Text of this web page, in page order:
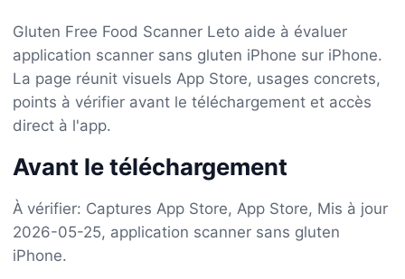
Gluten Free Food Scanner Leto aide à évaluer
application scanner sans gluten iPhone sur iPhone.
La page réunit visuels App Store, usages concrets,
points à vérifier avant le téléchargement et accès
direct à l'app.
Avant le téléchargement
À vérifier: Captures App Store, App Store, Mis à jour
2026-05-25, application scanner sans gluten
iPhone.